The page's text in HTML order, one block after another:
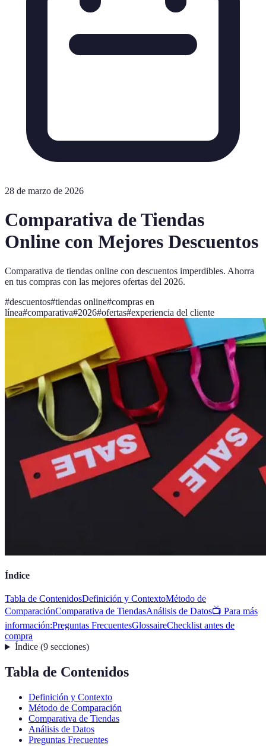
28 de marzo de 2026
Comparativa de Tiendas
Online con Mejores Descuentos
Comparativa de tiendas online con descuentos imperdibles. Ahorra
en tus compras con las mejores ofertas del 2026.
#descuentos#tiendas online#compras en
línea#comparativa#2026#ofertas#experiencia del cliente
Índice
Tabla de ContenidosDefinición y ContextoMétodo de
ComparaciónComparativa de TiendasAnálisis de Datos📺 Para más
información:Preguntas FrecuentesGlossaireChecklist antes de
compra
Índice(9 secciones)
Tabla de Contenidos
Definición y Contexto
Método de Comparación
Comparativa de Tiendas
Análisis de Datos
Preguntas Frecuentes